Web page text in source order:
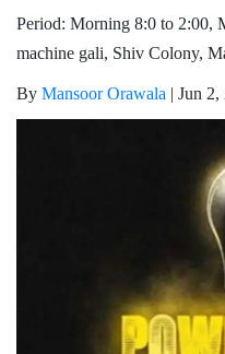
Period: Morning 8:0 to 2:00,
machine gali, Shiv Colony,
By Mansoor Orawala | Jun 2,